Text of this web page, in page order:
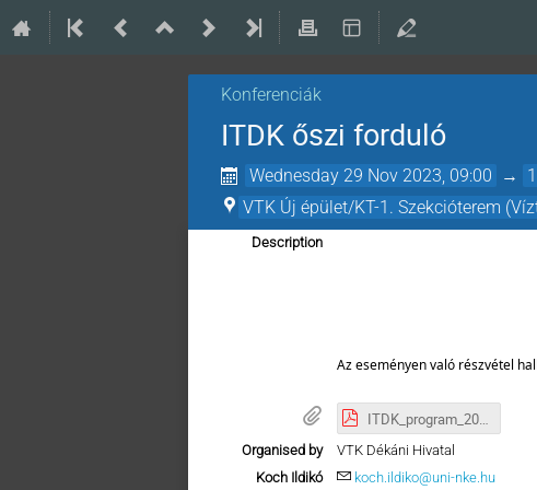
Konferenciák
ITDK őszi forduló
Wednesday 29 Nov 2023, 09:00 →
VTK Új épület/KT-1. Szekcióterem
Description
Az eseményen való részvétel
ITDK_program_20231129.pdf
Organised by
VTK Dékáni Hivatal
Koch Ildikó
koch.ildiko@uni-nke.hu